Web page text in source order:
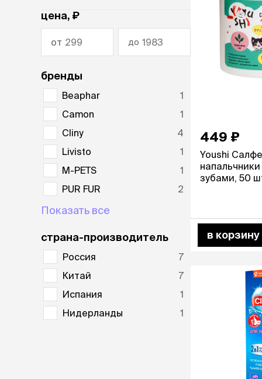
Совки
Угловые
Пеленки и
лежаки
Мягкие
подушки
Пледы
Коврики
одежда и
Свитеры
Футболки
Бантики и
Смешные
цена, ₽
от до
бренды
Beaphar
1
Camon
1
Cliny
4
Livisto
1
M-PETS
1
PUR FUR
2
Показать все
страна-производитель
Россия
7
Китай
7
Испания
1
Нидерланды
1
449 ₽
Youshi
зубами, 50
в корзину